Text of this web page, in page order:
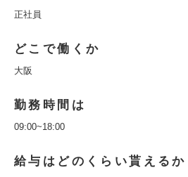
正社員
どこで働くか
大阪
勤務時間は
09:00~18:00
給与はどのくらい貰えるか